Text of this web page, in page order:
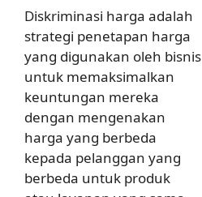
Diskriminasi harga adalah
strategi penetapan harga
yang digunakan oleh bisnis
untuk memaksimalkan
keuntungan mereka
dengan mengenakan
harga yang berbeda
kepada pelanggan yang
berbeda untuk produk